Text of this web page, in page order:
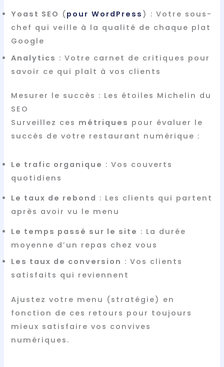
Yoast SEO ( pour WordPress ) : Votre sous-
chef qui veille à la qualité de chaque plat
Google
Analytics : Votre carnet de critiques pour
savoir ce qui plaît à vos clients
Mesurer le succès : Les étoiles Michelin du
SEO
Surveillez ces métriques pour évaluer le
succès de votre restaurant numérique :
Le trafic organique : Vos couverts
quotidiens
Le taux de rebond : Les clients qui partent
après avoir vu le menu
Le temps passé sur le site : La durée
moyenne d’un repas chez vous
Les taux de conversion : Vos clients
satisfaits qui reviennent
Ajustez votre menu (stratégie) en
fonction de ces retours pour toujours
mieux satisfaire vos convives
numériques.